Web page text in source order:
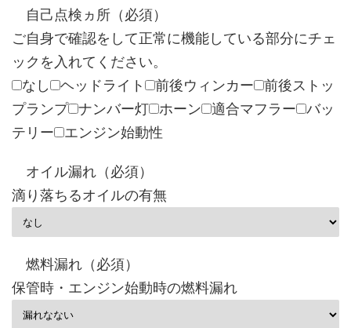
自己点検ヵ所（必須）
ご自身で確認をして正常に機能している部分にチェ
ックを入れてください。
なし
ヘッドライト 前後ウィンカー
前後ストッ
プランプ
ナンバー灯 ホーン 適合マフラー
バッ
テリー
エンジン始動性
オイル漏れ（必須）
滴り落ちるオイルの有無
燃料漏れ（必須）
保管時・エンジン始動時の燃料漏れ